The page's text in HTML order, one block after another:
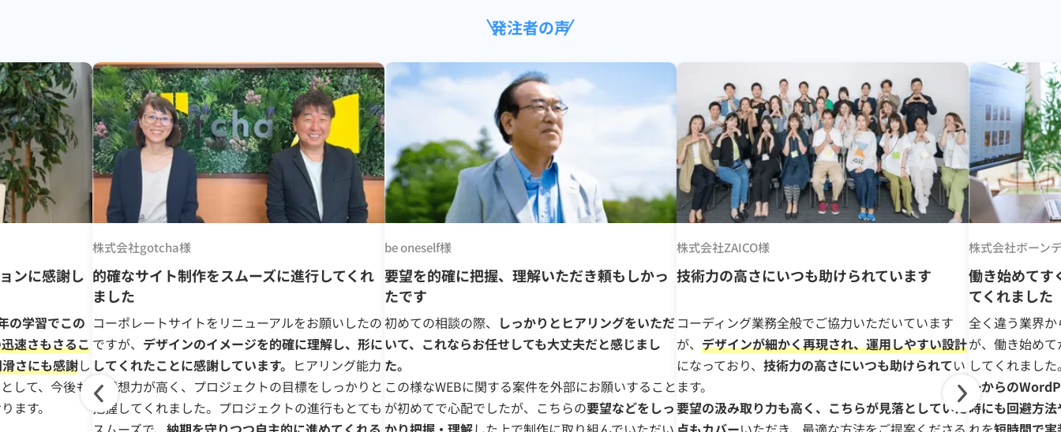
発注者の声
ンに感謝し
の学習でこの
速さもさるこ
さにも感謝し
して、今後も
ます。
株式会社gotcha様
的確なサイト制作をスムーズに進行してくれ
ました
コーポレートサイトをリニューアルをお願いしたの
ですが、 デザインのイメージを的確に理解し、形に
してくれたことに感謝しています。 ヒアリング能力
や構想力が高く、プロジェクトの目標をしっかりと
把握してくれました。プロジェクトの進行もとても
be oneself様
要望を的確に把握、理解いただき頼もしかっ
たです
初めての相談の際、 しっかりとヒアリングをいただ
いて、これならお任せしても大丈夫だと感じまし
た。
この様なWEBに関する案件を外部にお願いすること
が初めてで心配でしたが、こちらの要望などをしっ
株式会社ZAICO様
技術力の高さにいつも助けられています
コーディング業務全般でご協力いただいています
が、 デザインが細かく再現され、運用しやすい設計
になっており、 技術力の高さにいつも助けられてい
ます。
要望の汲み取り力も高く、こちらが見落としていた
株式会社ボーン
働き始めてす
てくれました
全く違う業界
が、働き始めて
してくれました
一からの
時にも回避方